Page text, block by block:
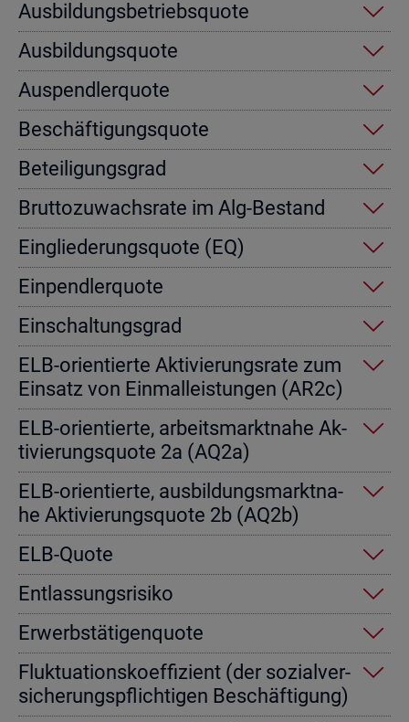
Aus­bil­dungs­be­triebs­quo­te
Aus­bil­dungs­quo­te
Aus­pend­ler­quo­te
Be­schäf­ti­gungs­quo­te
Be­tei­li­gungs­grad
Brut­to­zu­wachs­ra­te im Alg-Be­stand
Ein­glie­de­rungs­quo­te (EQ)
Ein­pend­ler­quo­te
Ein­schal­tungs­grad
ELB-ori­en­tier­te Ak­ti­vie­rungs­ra­te zum
Ein­satz von Einmal­leis­tun­gen (AR2c)
ELB-ori­en­tier­te, ar­beits­markt­na­he Ak­
ti­vie­rungs­quo­te 2a (AQ2a)
ELB-ori­en­tier­te, aus­bil­dungs­markt­na­
he Ak­ti­vie­rungs­quo­te 2b (AQ2b)
ELB-Quote
Ent­las­sungs­ri­si­ko
Er­werbs­tä­ti­gen­quo­te
Fluk­tua­ti­ons­ko­ef­fi­zi­ent (der so­zi­al­ver­
si­che­rungs­pflich­ti­gen Be­schäf­ti­gung)